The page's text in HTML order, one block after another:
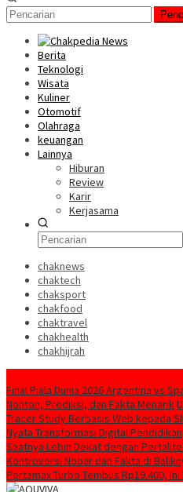
Berita
Teknologi
Wisata
Kuliner
Otomotif
Olahraga
keuangan
Lainnya
Hiburan
Review
Karir
Kerjasama
chaknews
chaktech
chaksport
chakfood
chaktravel
chakhealth
chakhijrah
Final Piala Dunia 2026 Argentina vs
Nonton, Prediksi, dan Fakta Menarik
Tracer Study Berbasis Web kepada
Nyata Transformasi Digital Pendidikan
Saatnya Lebih Dekat dengan
Kontroversi Nobar dan Fakta di
Pertamax Turbo Tembus Rp19.400, Ini